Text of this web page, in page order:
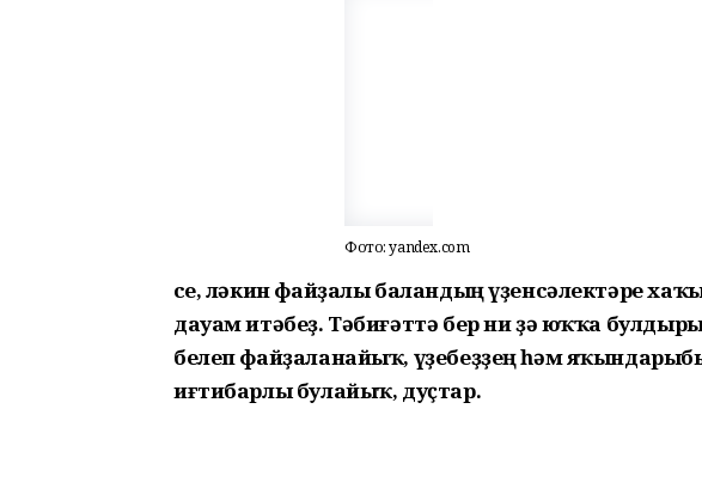
Фото: yandex.com
Әсе, ләкин файҙалы баландың үҙенсәлектәре
дауам итәбеҙ. Тәбиғәттә бер ни ҙә юҡҡа
белеп файҙаланайыҡ, үҙебеҙҙең һәм
иғтибарлы булайыҡ, дуҫтар.